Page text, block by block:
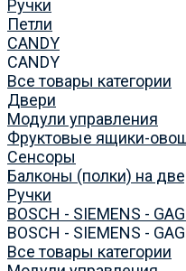
Ручки
Петли
CANDY
CANDY
Все товары категории
Двери
Модули управления
Фруктовые ящики-
Сенсоры
Балконы (полки) на
Ручки
BOSCH - SIEMENS -
BOSCH - SIEMENS -
Все товары категории